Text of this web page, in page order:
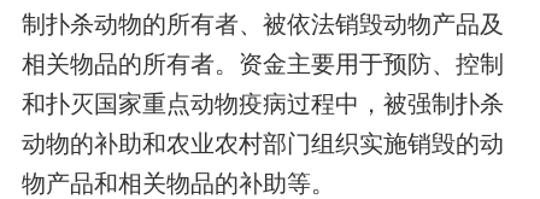
制扑杀动物的所有者、被依法销毁动物产品及
相关物品的所有者。资金主要用于预防、控制
和扑灭国家重点动物疫病过程中，被强制扑杀
动物的补助和农业农村部门组织实施销毁的动
物产品和相关物品的补助等。